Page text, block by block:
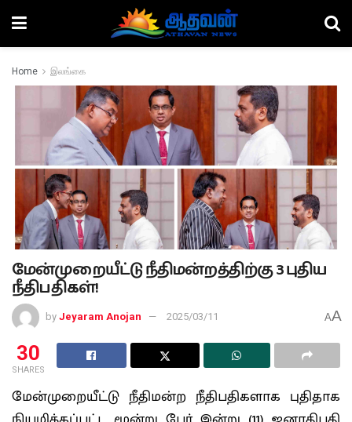
Home இலங்கை
மேன்முறையீட்டு நீதிமன்றத்திற்கு 3 புதிய
நீதிபதிகள்!
by Jeyaram Anojan 2025/03/11 AA
30
SHARES
மேன்முறையீட்டு நீதிமன்ற நீதிபதிகளாக புதிதாக